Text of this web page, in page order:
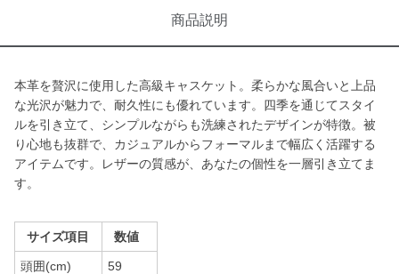
商品説明
本革を贅沢に使用した高級キャスケット。柔らかな風合いと上品
な光沢が魅力で、耐久性にも優れています。四季を通じてスタイ
ルを引き立て、シンプルながらも洗練されたデザインが特徴。被
り心地も抜群で、カジュアルからフォーマルまで幅広く活躍する
アイテムです。レザーの質感が、あなたの個性を一層引き立てま
す。
サイズ項目 数値
頭囲(cm) 59